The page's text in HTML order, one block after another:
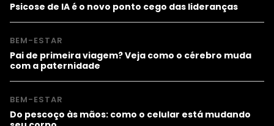
Psicose de IA é o novo ponto cego das lideranças
BEM-ESTAR
Pai de primeira viagem? Veja como o cérebro muda
com a paternidade
BEM-ESTAR
Do pescoço às mãos: como o celular está mudando